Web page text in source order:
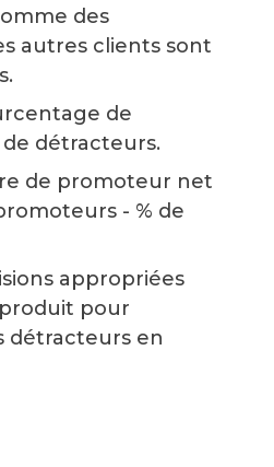
des
autres clients sont
de
détracteurs.
de promoteur net
- % de
appropriées
pour
détracteurs en